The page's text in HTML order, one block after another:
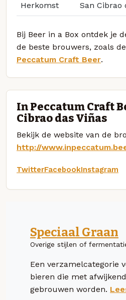
Herkomst San Cibrao
Bij Beer in a Box ontdek je
de beste brouwers, zoals
Peccatum Craft Beer.
In Peccatum Craft
Cibrao das Viñas
Bekijk de website van de
http://
TwitterFacebookInstagram
Speciaal Graan
Overige stijlen of
Een verzamelcategorie
bieren die met
gebrouwen worden.